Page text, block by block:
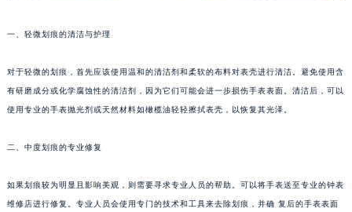
一、轻微划痕的清洁与护理
对于轻微的划痕，首先应该使用温和的清洁剂和柔软的布料对表壳进行清洁。避免使用含
有研磨成分或化学腐蚀性的清洁剂，因为它们可能会进一步损伤手表表面。清洁后，可以
使用专业的手表抛光剂或天然材料如橄榄油轻轻擦拭表壳，以恢复其光泽。
二、中度划痕的专业修复
如果划痕较为明显且影响美观，则需要寻求专业人员的帮助。可以将手表送至专业的钟表
维修店进行修复。专业人员会使用专门的技术和工具来去除划痕，并确 复后的手表表面